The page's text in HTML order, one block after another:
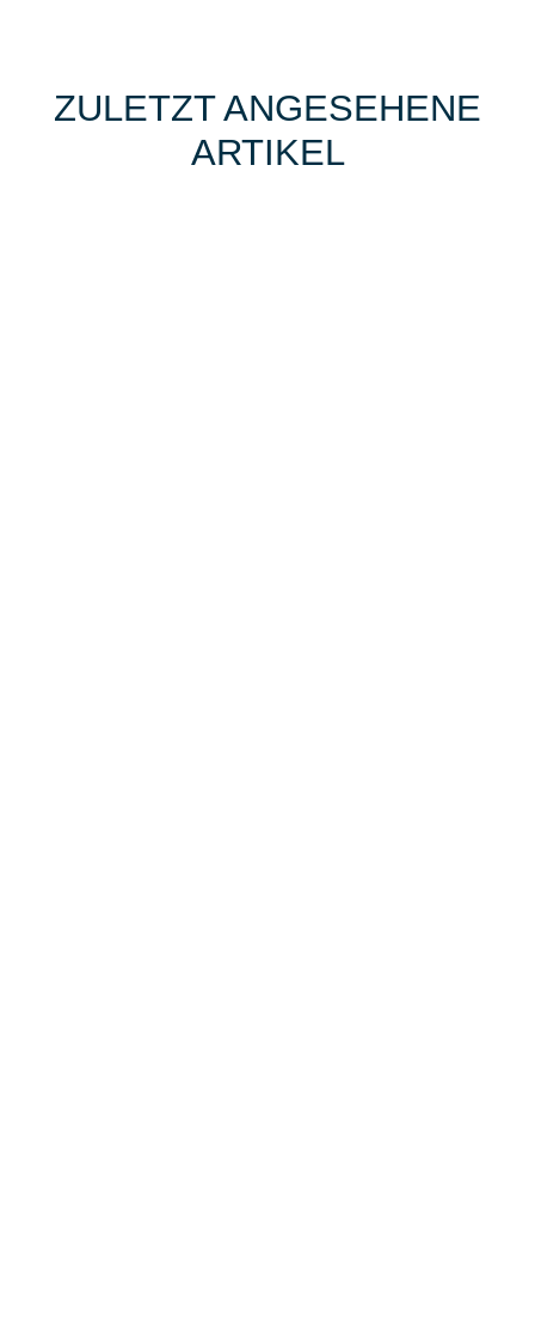
ZULETZT ANGESEHENE
ARTIKEL